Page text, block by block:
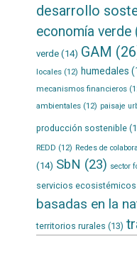
desarrollo
economía verde
verde(14) GAM
locales(12) humedales
mecanismos financieros
ambientales(12) paisaje
producción sostenible
REDD (12) Redes de
(14) SbN (23) sector
servicios ecosistémicos
basadas en la
territorios rurales (13)